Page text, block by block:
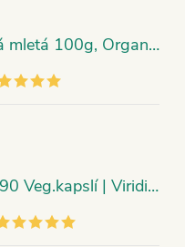
Skořice Bio, pravá cejlonská mletá 100g, Organic India
Ostropestřec - Milk Thistle 90 Veg.kapslí | Viridian